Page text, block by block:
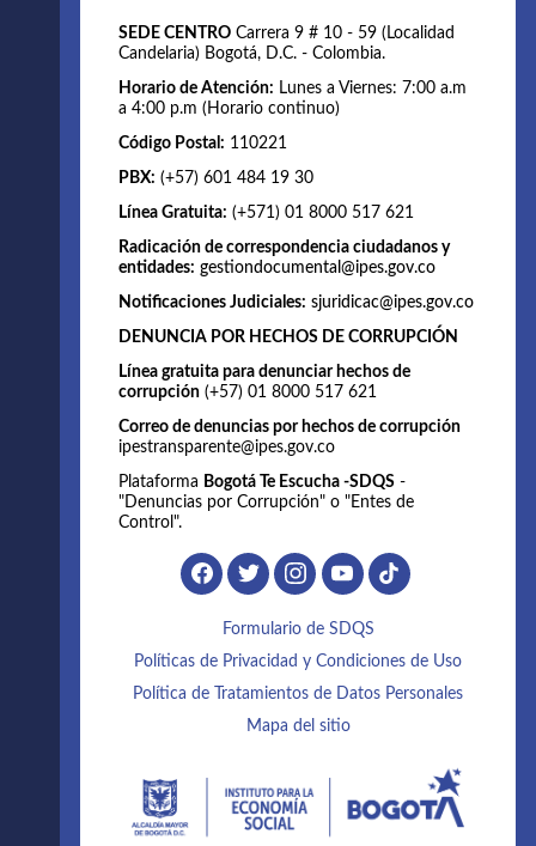
SEDE CENTRO Carrera 9 # 10 - 59 (Localidad
Candelaria) Bogotá, D.C. - Colombia.
Horario de Atención: Lunes a Viernes: 7:00 a.m
a 4:00 p.m (Horario continuo)
Código Postal: 110221
PBX: (+57) 601 484 19 30
Línea Gratuita: (+571) 01 8000 517 621
Radicación de correspondencia ciudadanos y
entidades: gestiondocumental@ipes.gov.co
Notificaciones Judiciales: sjuridicac@ipes.gov.co
DENUNCIA POR HECHOS DE CORRUPCIÓN
Línea gratuita para denunciar hechos de
corrupción (+57) 01 8000 517 621
Correo de denuncias por hechos de corrupción
ipestransparente@ipes.gov.co
Plataforma Bogotá Te Escucha -SDQS -
"Denuncias por Corrupción" o "Entes de
Control".
Formulario de SDQS
Políticas de Privacidad y Condiciones de Uso
Política de Tratamientos de Datos Personales
Mapa del sitio